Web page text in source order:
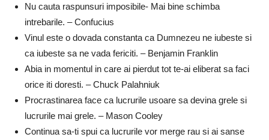
Nu cauta raspunsuri imposibile- Mai bine schimba
intrebarile. – Confucius
Vinul este o dovada constanta ca Dumnezeu ne iubeste si
ca iubeste sa ne vada fericiti. – Benjamin Franklin
Abia in momentul in care ai pierdut tot te-ai eliberat sa faci
orice iti doresti. – Chuck Palahniuk
Procrastinarea face ca lucrurile usoare sa devina grele si
lucrurile mai grele. – Mason Cooley
Continua sa-ti spui ca lucrurile vor merge rau si ai sanse